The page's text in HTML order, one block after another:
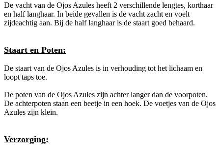
De vacht van de Ojos Azules heeft 2 verschillende lengtes, korthaar
en half langhaar. In beide gevallen is de vacht zacht en voelt
zijdeachtig aan. Bij de half langhaar is de staart goed behaard.
Staart en Poten:
De staart van de Ojos Azules is in verhouding tot het lichaam en
loopt taps toe.
De poten van de Ojos Azules zijn achter langer dan de voorpoten.
De achterpoten staan een beetje in een hoek. De voetjes van de Ojos
Azules zijn klein.
Verzorging: